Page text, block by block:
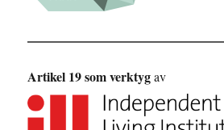
Artikel 19 som verktygav